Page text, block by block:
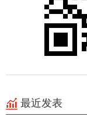
最近发表